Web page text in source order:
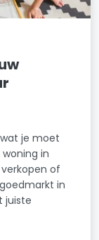
je moet
in
of
in
juiste